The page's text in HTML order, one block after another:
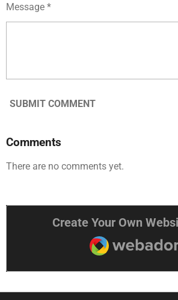
Message *
SUBMIT COMMENT
Comments
There are no comments yet.
Create Your Own
Webador